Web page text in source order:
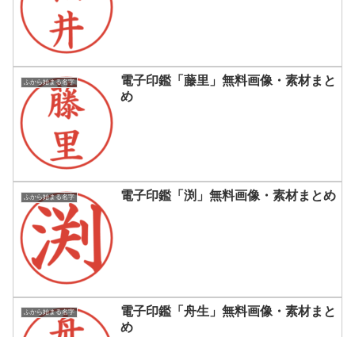
ふから始まる名字
電子印鑑「藤里」無料画像・素材まと
め
ふから始まる名字 電子印鑑「渕」無料画像・素材まとめ
ふから始まる名字
電子印鑑「舟生」無料画像・素材まと
め